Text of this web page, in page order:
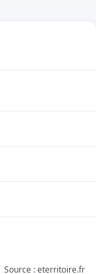
Source : eterritoire.fr